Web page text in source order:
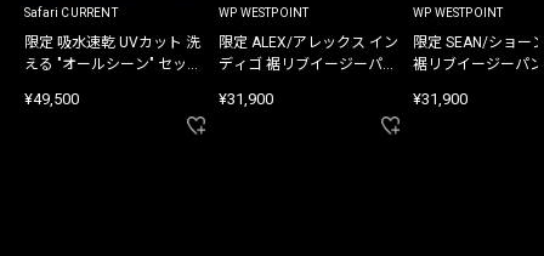
Safari CURRENT
限定 吸水速乾 UVカット 洗
える "オールシーン" セット
¥49,500
WP WESTPOINT
限定 ALEX/アレックス イン
ディゴ 裾リブイージーパン
¥31,900
WP WESTPOINT
限定 SEAN/ショー
裾リブイージーパ
¥31,900